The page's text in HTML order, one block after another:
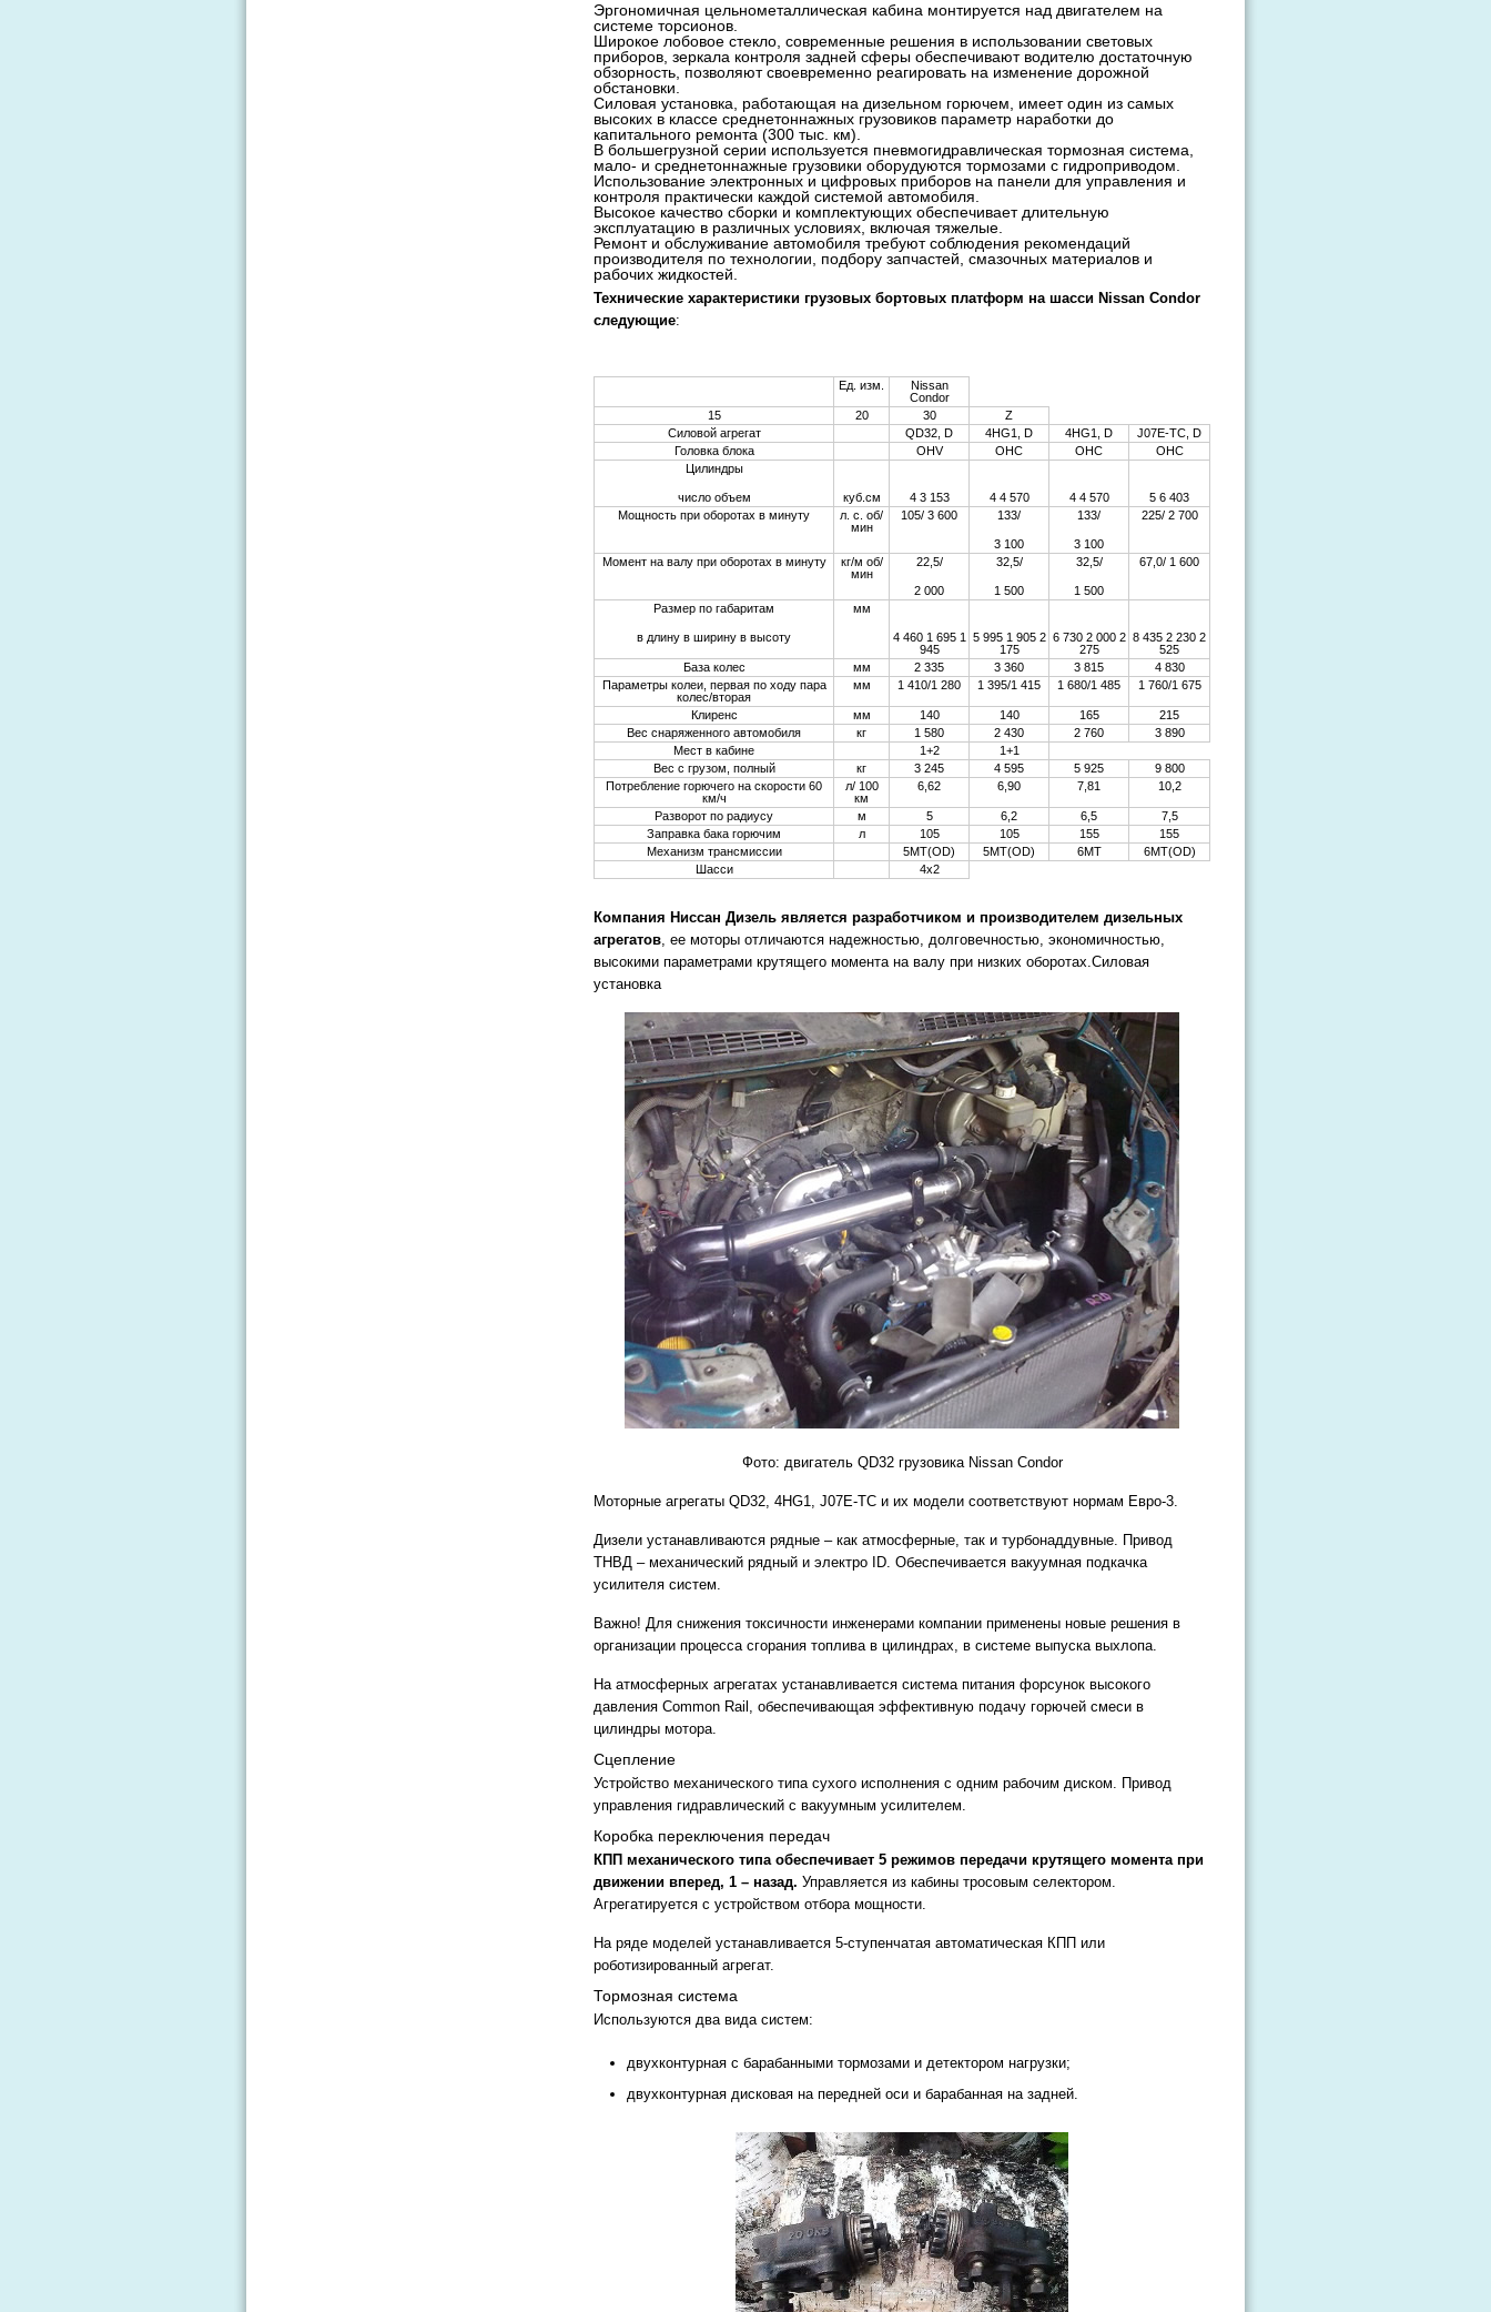
Эргономичная цельнометаллическая кабина монтируется над двигателем на
системе торсионов.
Широкое лобовое стекло, современные решения в использовании световых
приборов, зеркала контроля задней сферы обеспечивают водителю достаточную
обзорность, позволяют своевременно реагировать на изменение дорожной
обстановки.
Силовая установка, работающая на дизельном горючем, имеет один из самых
высоких в классе среднетоннажных грузовиков параметр наработки до
капитального ремонта (300 тыс. км).
В большегрузной серии используется пневмогидравлическая тормозная система,
мало- и среднетоннажные грузовики оборудуются тормозами с гидроприводом.
Использование электронных и цифровых приборов на панели для управления и
контроля практически каждой системой автомобиля.
Высокое качество сборки и комплектующих обеспечивает длительную
эксплуатацию в различных условиях, включая тяжелые.
Ремонт и обслуживание автомобиля требуют соблюдения рекомендаций
производителя по технологии, подбору запчастей, смазочных материалов и
рабочих жидкостей.
Технические характеристики грузовых бортовых платформ на шасси Nissan Condor
следующие:
Ед. изм.
Nissan
Condor
15
20 30
Z
Силовой агрегат
QD32, D 4HG1, D 4HG1, D
J07E-TC, D
Головка блока
OHV OHC OHC
OHC
Цилиндры
число объем куб.см 4 3 153 4 4 570 4 4 570
5 6 403
Мощность при оборотах в минуту
л. с. об/
мин
105/ 3 600 133/
3 100
133/
3 100
225/ 2 700
Момент на валу при оборотах в минуту
кг/м об/
мин
22,5/
2 000
32,5/
1 500
32,5/
1 500
67,0/ 1 600
Размер по габаритам
в длину в ширину в высоту
мм
4 460 1 695 1
945
5 995 1 905 2
175
6 730 2 000 2
275
8 435 2 230 2
525
База колес
мм 2 335 3 360 3 815
4 830
Параметры колеи, первая по ходу пара
колес/вторая
мм 1 410/1 280 1 395/1 415 1 680/1 485 1 760/1 675
Клиренс мм 140 140 165
215
Вес снаряженного автомобиля
кг 1 580 2 430 2 760
3 890
Мест в кабине
1+2
1+1
Вес с грузом, полный
кг 3 245 4 595 5 925
9 800
Потребление горючего на скорости 60
км/ч
л/ 100
км
6,62 6,90 7,81 10,2
Разворот по радиусу м 5 6,2 6,5
7,5
Заправка бака горючим
л 105 105 155
155
Механизм трансмиссии
5MT(OD) 5MT(OD) 6MT
6MT(OD)
Шасси
4х2
Компания Ниссан Дизель является разработчиком и производителем дизельных
агрегатов, ее моторы отличаются надежностью, долговечностью, экономичностью,
высокими параметрами крутящего момента на валу при низких оборотах.Силовая
установка
Фото: двигатель QD32 грузовика Nissan Condor
Моторные агрегаты QD32, 4HG1, J07E-TC и их модели соответствуют нормам Евро-3.
Дизели устанавливаются рядные – как атмосферные, так и турбонаддувные. Привод
ТНВД – механический рядный и электро ID. Обеспечивается вакуумная подкачка
усилителя систем.
Важно! Для снижения токсичности инженерами компании применены новые решения в
организации процесса сгорания топлива в цилиндрах, в системе выпуска выхлопа.
На атмосферных агрегатах устанавливается система питания форсунок высокого
давления Сommon Rail, обеспечивающая эффективную подачу горючей смеси в
цилиндры мотора.
Сцепление
Устройство механического типа сухого исполнения с одним рабочим диском. Привод
управления гидравлический с вакуумным усилителем.
Коробка переключения передач
КПП механического типа обеспечивает 5 режимов передачи крутящего момента при
движении вперед, 1 – назад. Управляется из кабины тросовым селектором.
Агрегатируется с устройством отбора мощности.
На ряде моделей устанавливается 5-ступенчатая автоматическая КПП или
роботизированный агрегат.
Тормозная система
Используются два вида систем:
двухконтурная с барабанными тормозами и детектором нагрузки;
двухконтурная дисковая на передней оси и барабанная на задней.